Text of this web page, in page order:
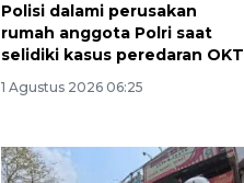
Polisi dalami perusakan
rumah anggota Polri saat
selidiki kasus peredaran OKT
1 Agustus 2026 06:25